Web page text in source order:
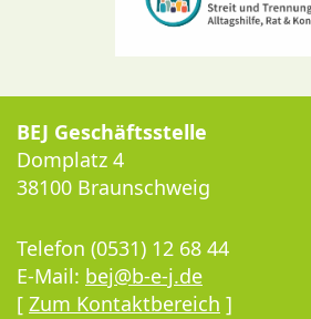
BEJ Geschäftsstelle
Domplatz 4
38100 Braunschweig
Telefon (0531) 12 68 44
E-Mail: bej@b-e-j.de
[ Zum Kontaktbereich ]